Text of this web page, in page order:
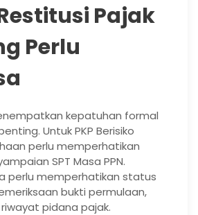
Pajak
Perlu
kepatuhan formal
Untuk PKP Berisiko
perlu memperhatikan
SPT Masa PPN.
perlu memperhatikan status
bukti permulaan,
pidana pajak.